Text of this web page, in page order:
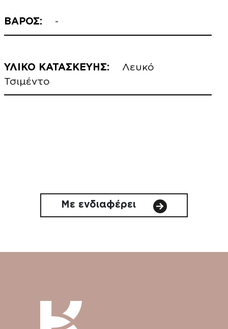
ΒΑΡΟΣ: -
ΥΛΙΚΟ ΚΑΤΑΣΚΕΥΗΣ:
Λευκό
Τσιμέντο
Με ενδιαφέρει